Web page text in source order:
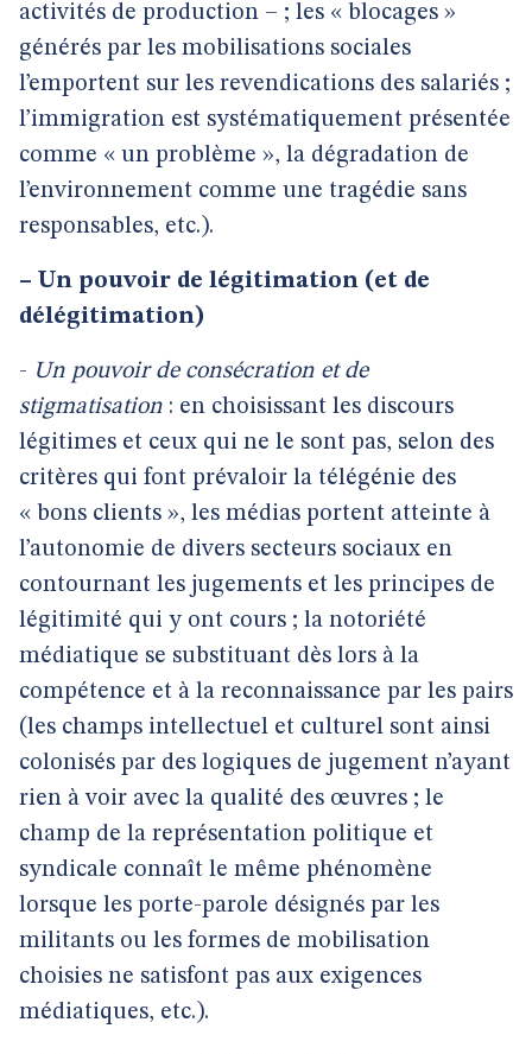
activités de production – ; les « blocages »
générés par les mobilisations sociales
l’emportent sur les revendications des salariés ;
l’immigration est systématiquement présentée
comme « un problème », la dégradation de
l’environnement comme une tragédie sans
responsables, etc.).
– Un pouvoir de légitimation (et de
délégitimation)
- Un pouvoir de consécration et de
stigmatisation : en choisissant les discours
légitimes et ceux qui ne le sont pas, selon des
critères qui font prévaloir la télégénie des
« bons clients », les médias portent atteinte à
l’autonomie de divers secteurs sociaux en
contournant les jugements et les principes de
légitimité qui y ont cours ; la notoriété
médiatique se substituant dès lors à la
compétence et à la reconnaissance par les pairs
(les champs intellectuel et culturel sont ainsi
colonisés par des logiques de jugement n’ayant
rien à voir avec la qualité des œuvres ; le
champ de la représentation politique et
syndicale connaît le même phénomène
lorsque les porte-parole désignés par les
militants ou les formes de mobilisation
choisies ne satisfont pas aux exigences
médiatiques, etc.).